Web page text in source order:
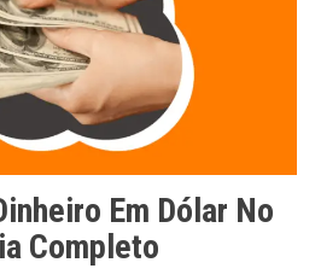
Em Dólar No
Completo